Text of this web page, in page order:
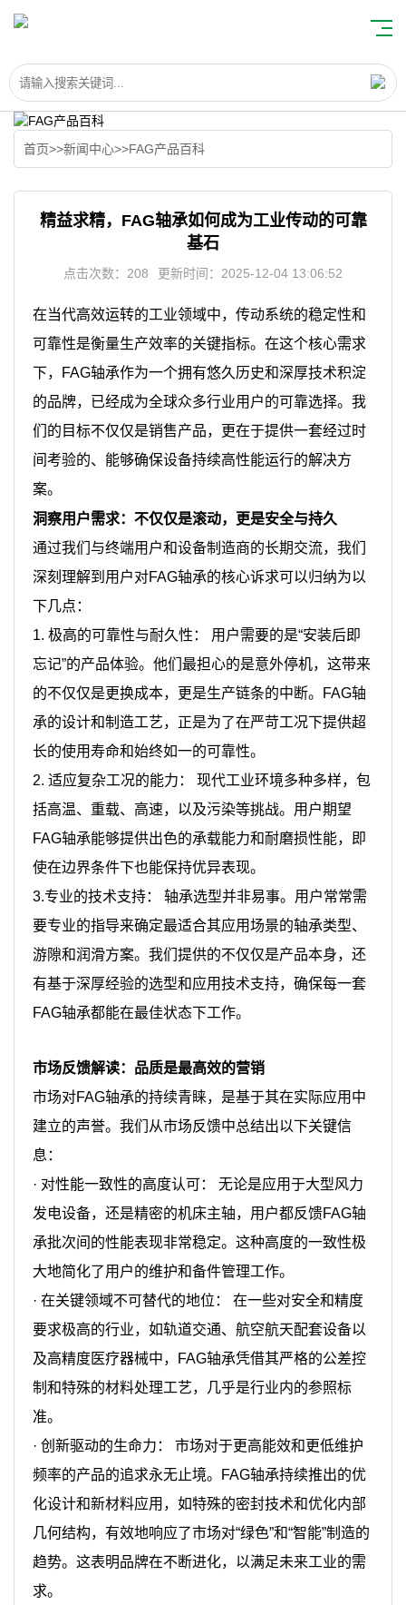
首页>>新闻中心>>FAG产品百科
精益求精，FAG轴承如何成为工业传动的可靠
基石
点击次数：208 更新时间：2025-12-04 13:06:52
在当代高效运转的工业领域中，传动系统的稳定性和
可靠性是衡量生产效率的关键指标。在这个核心需求
下，FAG轴承作为一个拥有悠久历史和深厚技术积淀
的品牌，已经成为全球众多行业用户的可靠选择。我
们的目标不仅仅是销售产品，更在于提供一套经过时
间考验的、能够确保设备持续高性能运行的解决方
案。
洞察用户需求：不仅仅是滚动，更是安全与持久
通过我们与终端用户和设备制造商的长期交流，我们
深刻理解到用户对FAG轴承的核心诉求可以归纳为以
下几点：
1. 极高的可靠性与耐久性： 用户需要的是“安装后即
忘记”的产品体验。他们最担心的是意外停机，这带来
的不仅仅是更换成本，更是生产链条的中断。FAG轴
承的设计和制造工艺，正是为了在严苛工况下提供超
长的使用寿命和始终如一的可靠性。
2. 适应复杂工况的能力： 现代工业环境多种多样，包
括高温、重载、高速，以及污染等挑战。用户期望
FAG轴承能够提供出色的承载能力和耐磨损性能，即
使在边界条件下也能保持优异表现。
3.专业的技术支持： 轴承选型并非易事。用户常常需
要专业的指导来确定最适合其应用场景的轴承类型、
游隙和润滑方案。我们提供的不仅仅是产品本身，还
有基于深厚经验的选型和应用技术支持，确保每一套
FAG轴承都能在最佳状态下工作。
市场反馈解读：品质是最高效的营销
市场对FAG轴承的持续青睐，是基于其在实际应用中
建立的声誉。我们从市场反馈中总结出以下关键信
息：
· 对性能一致性的高度认可： 无论是应用于大型风力
发电设备，还是精密的机床主轴，用户都反馈FAG轴
承批次间的性能表现非常稳定。这种高度的一致性极
大地简化了用户的维护和备件管理工作。
· 在关键领域不可替代的地位： 在一些对安全和精度
要求极高的行业，如轨道交通、航空航天配套设备以
及高精度医疗器械中，FAG轴承凭借其严格的公差控
制和特殊的材料处理工艺，几乎是行业内的参照标
准。
· 创新驱动的生命力： 市场对于更高能效和更低维护
频率的产品的追求永无止境。FAG轴承持续推出的优
化设计和新材料应用，如特殊的密封技术和优化内部
几何结构，有效地响应了市场对“绿色”和“智能”制造的
趋势。这表明品牌在不断进化，以满足未来工业的需
求。